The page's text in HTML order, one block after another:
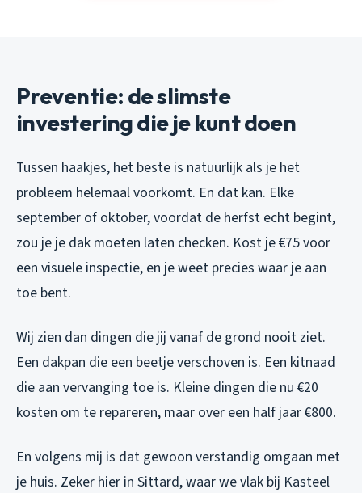
Preventie: de slimste
investering die je kunt doen
Tussen haakjes, het beste is natuurlijk als je het
probleem helemaal voorkomt. En dat kan. Elke
september of oktober, voordat de herfst echt begint,
zou je je dak moeten laten checken. Kost je €75 voor
een visuele inspectie, en je weet precies waar je aan
toe bent.
Wij zien dan dingen die jij vanaf de grond nooit ziet.
Een dakpan die een beetje verschoven is. Een kitnaad
die aan vervanging toe is. Kleine dingen die nu €20
kosten om te repareren, maar over een half jaar €800.
En volgens mij is dat gewoon verstandig omgaan met
je huis. Zeker hier in Sittard, waar we vlak bij Kasteel